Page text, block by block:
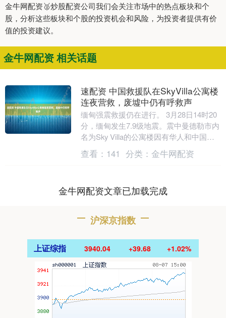
金牛网配资🥈炒股配资公司我们会关注市场中的热点板块和个
股，分析这些板块和个股的投资机会和风险，为投资者提供有价
值的投资建议。
金牛网配资 相关话题
速配资 中国救援队在SkyVilla公寓楼
连夜营救，废墟中仍有呼救声
缅甸强震救援仍在进行。 3月28日14时20
分，缅甸发生7.9级地震。震中曼德勒市内
名为Sky Villa的公寓楼因有华人和中国籍
的商人集中居住备受关注。据悉，....
查看： 141 分类： 金牛网配资
金牛网配资文章已加载完成
沪深京指数
上证综指 3940.04 +39.68 +1.02%